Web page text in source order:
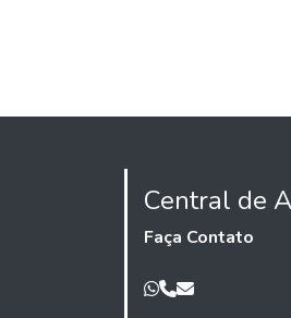
Central de
Faça Contato